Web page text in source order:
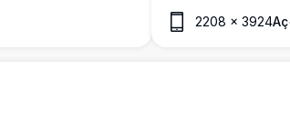
anime tarzı duvar
ışık, huzurlu ve
2208 ×3924Aç